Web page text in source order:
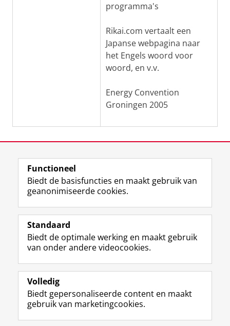
programma's
Rikai.com vertaalt een
Japanse webpagina naar
het Engels woord voor
woord, en v.v.
Energy Convention
Groningen 2005
View this page in:English
Volg de RUG
F
a
e
b
o
p
a
i
L
i
k
e
I
-
p
g
R
S
-
f
e
R
k
I
n
t
r
m
c
Y
o
T
e
k
a
Studiekiezers
Alumni
Over ons
Functioneel
Biedt de basisfuncties en maakt gebruik van
geanonimiseerde cookies.
Standaard
Biedt de optimale werking en maakt gebruik
van onder andere videocookies.
Volledig
Biedt gepersonaliseerde content en maakt
gebruik van marketingcookies.